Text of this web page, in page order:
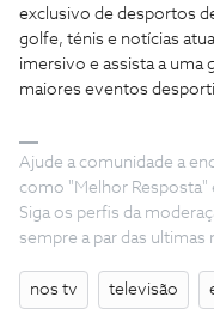
exclusivo de desportos
golfe, ténis e notícias
imersivo e assista a uma
maiores eventos
Ajude a comunidade a
como "Melhor Resposta"
Siga os perfis da
sempre a par das ultimas
nos tv televisão